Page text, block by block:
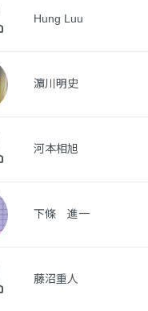
Hung Luu
濵川明史
河本相旭
下條 進一
藤沼重人